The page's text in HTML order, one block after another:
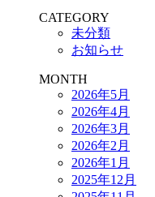
CATEGORY
未分類
お知らせ
MONTH
2026年5月
2026年4月
2026年3月
2026年2月
2026年1月
2025年12月